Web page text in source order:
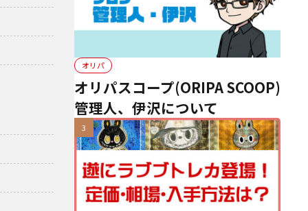
オリパ
オリパスコープ(ORIPA SCOOP)
管理人、伊沢について